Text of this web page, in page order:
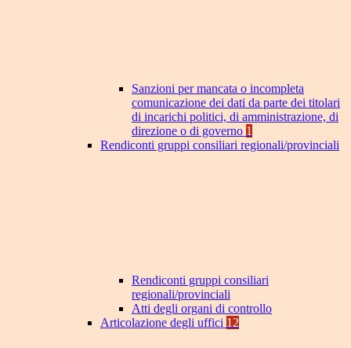
Sanzioni per mancata o incompleta
comunicazione dei dati da parte dei titolari
di incarichi politici, di amministrazione, di
direzione o di governo 1
Rendiconti gruppi consiliari regionali/provinciali
Rendiconti gruppi consiliari
regionali/provinciali
Atti degli organi di controllo
Articolazione degli uffici 12